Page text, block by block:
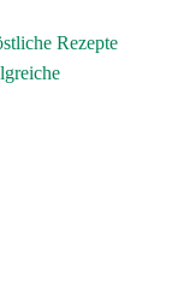
Rezepte